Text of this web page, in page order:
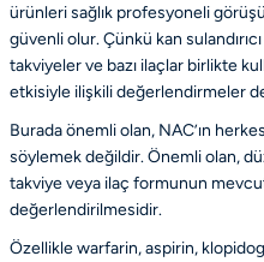
ürünleri sağlık profesyoneli
güvenli olur. Çünkü kan
takviyeler ve bazı ilaçlar birlikte
etkisiyle ilişkili değerlendirmeler
Burada önemli olan, NAC’ın
söylemek değildir. Önemli olan,
takviye veya ilaç formunun
değerlendirilmesidir.
Özellikle warfarin, aspirin,